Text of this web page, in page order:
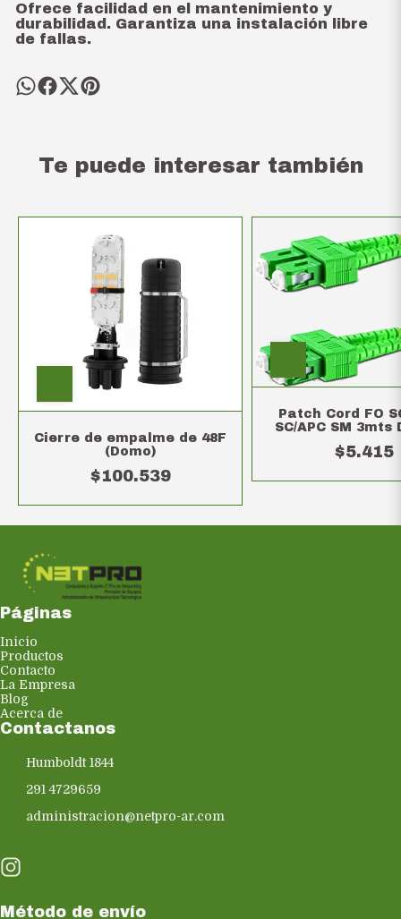
Ofrece facilidad en el mantenimiento y
durabilidad. Garantiza una instalación libre
de fallas.
Te puede interesar también
Cierre de empalme de 48F
(Domo)
$100.539
Patch Cord FO
SC/APC SM 3mts
$5.415
Páginas
Inicio
Productos
Contacto
La Empresa
Blog
Acerca de
Contactanos
Humboldt 1844
291 4729659
administracion@netpro-ar.com
Método de envío